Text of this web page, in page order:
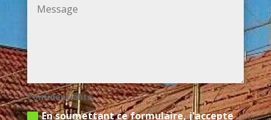
Confidentialité
En soumettant ce formulaire, j'accepte